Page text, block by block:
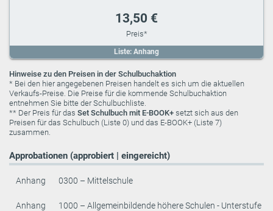
Liste: Anhang
13,50 €
Hinweise zu den Preisen in der Schulbuchaktion
* Bei den hier angegebenen Preisen handelt es sich um die aktuellen
Verkaufs-Preise. Die Preise für die kommende Schulbuchaktion
entnehmen Sie bitte der Schulbuchliste.
** Der Preis für das Set Schulbuch mit E-BOOK+ setzt sich aus den
Preisen für das Schulbuch (Liste 0) und das E-BOOK+ (Liste 7)
zusammen.
Approbationen (approbiert | eingereicht)
Anhang 0300 – Mittelschule
Anhang 1000 – Allgemeinbildende höhere Schulen - Unterstufe